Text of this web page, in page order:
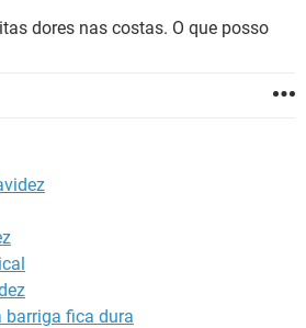
dores nas costas. O que posso
barriga fica dura